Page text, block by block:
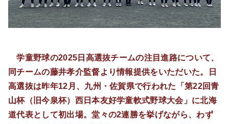
学童野球の2025日高選抜チームの注目進路について、
同チームの藤井孝介監督より情報提供をいただいた。日
高選抜は昨年12月、九州・佐賀県で行われた「第22回青
山杯（旧今泉杯）西日本友好学童軟式野球大会」に北海
道代表として初出場。堂々の2連勝を挙げながら、わず